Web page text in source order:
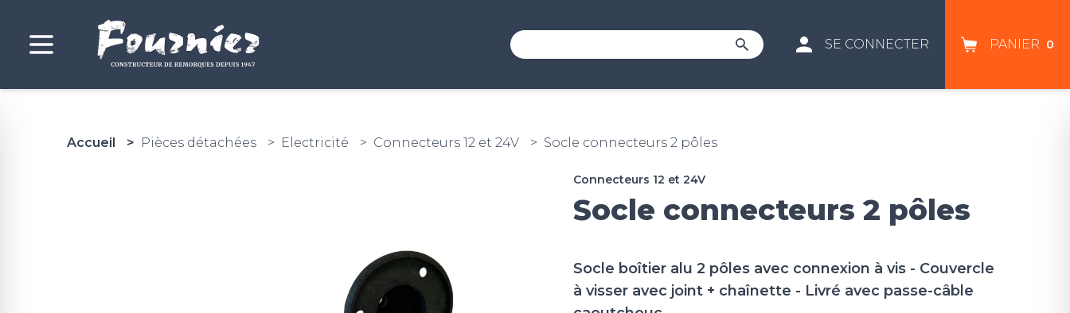
SE CONNECTER PANIER 0
Accueil Pièces détachées Electricité Connecteurs 12 et 24V Socle connecteurs 2 pôles
Connecteurs 12 et 24V
Socle connecteurs 2 pôles
Socle boîtier alu 2 pôles avec connexion à vis - Couvercle
à visser avec joint + chaînette - Livré avec passe-câble